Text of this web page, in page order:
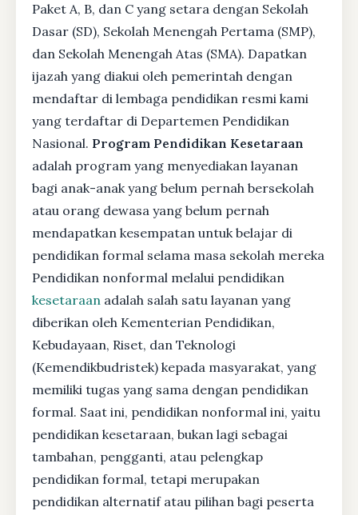
Paket A, B, dan C yang setara dengan Sekolah
Dasar (SD), Sekolah Menengah Pertama (SMP),
dan Sekolah Menengah Atas (SMA). Dapatkan
ijazah yang diakui oleh pemerintah dengan
mendaftar di lembaga pendidikan resmi kami
yang terdaftar di Departemen Pendidikan
Nasional. Program Pendidikan Kesetaraan
adalah program yang menyediakan layanan
bagi anak-anak yang belum pernah bersekolah
atau orang dewasa yang belum pernah
mendapatkan kesempatan untuk belajar di
pendidikan formal selama masa sekolah mereka
Pendidikan nonformal melalui pendidikan
kesetaraan adalah salah satu layanan yang
diberikan oleh Kementerian Pendidikan,
Kebudayaan, Riset, dan Teknologi
(Kemendikbudristek) kepada masyarakat, yang
memiliki tugas yang sama dengan pendidikan
formal. Saat ini, pendidikan nonformal ini, yaitu
pendidikan kesetaraan, bukan lagi sebagai
tambahan, pengganti, atau pelengkap
pendidikan formal, tetapi merupakan
pendidikan alternatif atau pilihan bagi peserta